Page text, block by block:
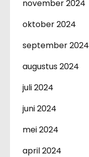
november 2024
oktober 2024
september 2024
augustus 2024
juli 2024
juni 2024
mei 2024
april 2024